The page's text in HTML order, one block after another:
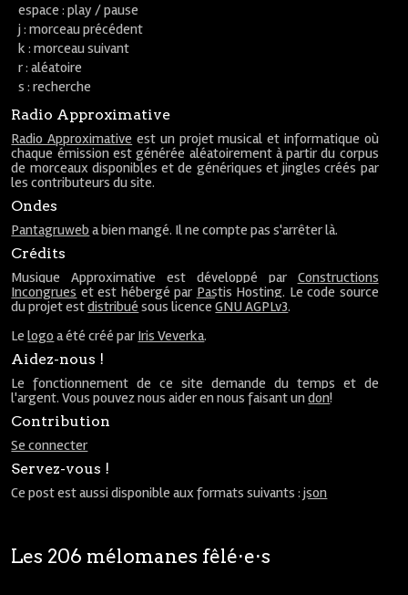
espace : play / pause
j : morceau précédent
k : morceau suivant
r : aléatoire
s : recherche
Radio Approximative
Radio Approximative est un projet musical et informatique où
chaque émission est générée aléatoirement à partir du corpus
de morceaux disponibles et de génériques et jingles créés par
les contributeurs du site.
Ondes
Pantagruweb a bien mangé. Il ne compte pas s'arrêter là.
Crédits
Musique Approximative est développé par Constructions
Incongrues et est hébergé par Pastis Hosting. Le code source
du projet estdistribué sous licenceGNU AGPLv3.
Lelogo a été créé par Iris Veverka.
Aidez-nous !
Le fonctionnement de ce site demande du temps et de
l'argent. Vous pouvez nous aider en nous faisant undon!
Contribution
Se connecter
Servez-vous !
Ce post est aussi disponible aux formats suivants :json
Les 206 mélomanes fêlé⋅e⋅s